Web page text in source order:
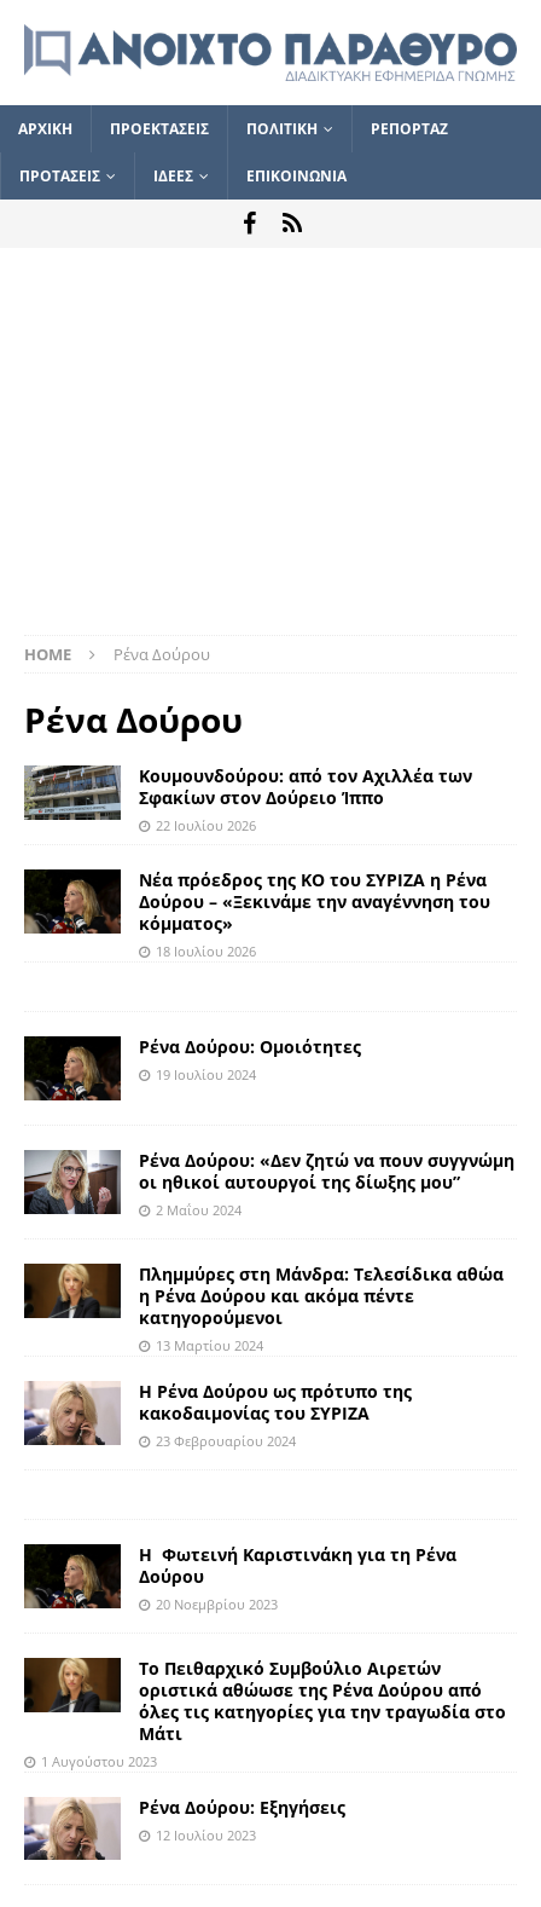
ΑΡΧΙΚΗ ΠΡΟΕΚΤΑΣΕΙΣ ΠΟΛΙΤΙΚΗ ΡΕΠΟΡΤΑΖ
ΠΡΟΤΑΣΕΙΣ ΙΔΕΕΣ ΕΠΙΚΟΙΝΩΝΙΑ
HOME Ρένα Δούρου
Ρένα Δούρου
Κουμουνδούρου: από τον Αχιλλέα των
Σφακίων στον Δούρειο Ίππο
22 Ιουλίου 2026
Νέα πρόεδρος της ΚΟ του ΣΥΡΙΖΑ η Ρένα
Δούρου – «Ξεκινάμε την αναγέννηση του
κόμματος»
18 Ιουλίου 2026
Ρένα Δούρου: Ομοιότητες
19 Ιουλίου 2024
Ρένα Δούρου: «Δεν ζητώ να πουν συγγνώμη
οι ηθικοί αυτουργοί της δίωξης μου”
2 Μαΐου 2024
Πλημμύρες στη Μάνδρα: Τελεσίδικα αθώα
η Ρένα Δούρου και ακόμα πέντε
κατηγορούμενοι
13 Μαρτίου 2024
Η Ρένα Δούρου ως πρότυπο της
κακοδαιμονίας του ΣΥΡΙΖΑ
23 Φεβρουαρίου 2024
Η Φωτεινή Καριστινάκη για τη Ρένα
Δούρου
20 Νοεμβρίου 2023
Το Πειθαρχικό Συμβούλιο Αιρετών
οριστικά αθώωσε της Ρένα Δούρου από
όλες τις κατηγορίες για την τραγωδία στο
Μάτι
1 Αυγούστου 2023
Ρένα Δούρου: Εξηγήσεις
12 Ιουλίου 2023